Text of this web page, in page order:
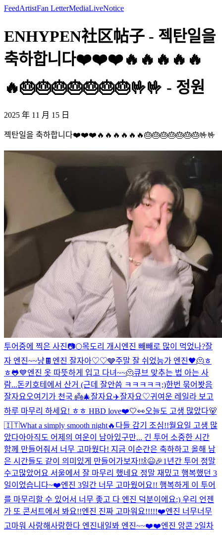
FeedArtistFan LetterMediaLiveNotice
ENHYPEN社区帖子 - 젝탄일을
축하합니다❤️❤️❤️🔥🔥🔥🔥🔥
🔥🎂🎂🎂🎂🎂🎂🎂🤟🤟 - 정원
2025 年 11 月 15 日
젝탄일을 축하합니다❤️❤️❤️🔥🔥🔥🔥🔥🔥🎂🎂🎂🎂🎂🎂🎂🤟🤟
투어중에 찍은 사진📷🌕목도리 개시 엔진 빼빼로 많이 먹었나?잘
자 엔진~~냥 🍫 엔진 잘자아♡♡🩶주말 잘 쉬었능가 엔진🖤🫠ㅎ
ㅎ🐸💙엔진 옷 따뜻하게 입고 다녀~~🫠큐브 맞추는 법 아는 사
람...돈키호테에서 산거 (근데 잘안씀 ㅋㅋㅋㅋㅋ;)한번 묶어봣음
잘자요오여기가 천국 👼🎄잘자요✈️잘자요♡귀여운 레일라 보고
하루 마무리 하세요! ㅎㅎ HBD love❤️🤍👀오늘도 고생 많았다🐻
🇮🇹What a simply smooth night🔥 다들 감기 조심!!월요일 고생 많
았다아아직도 어제의 여운이 남아있구만... 긴 투어 소중한 시간
함께 만들어줘서 너무 고마웠다! 지금 이순간은 축하하고 올해 남
은 시간들도 같이 의미있게 만들어가보자!!🍾😆🎉1년간 투어 정말
수고많았어요 서울에서 잘 마무리 했네요 정말 재밌고 행복했던 3
일이었습니다~❤️엔진 3일간 너무 고마웠어요!! 행복하게 이 투어
를 마무리할 수 있어서 너무 좋고 다 엔진 덕분이에요:) 우리 언젠
가 또 콘서트에서 봐요!!엔진 진짜 고마워요!!!!!❤️엔진 너무너무
고마워 사랑해사랑한다 엔진내일봐 엔진~~❤️❤️엔진 앙콘 2일차